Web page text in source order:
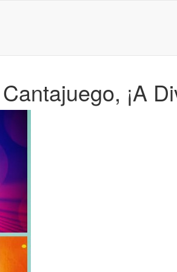
¡A